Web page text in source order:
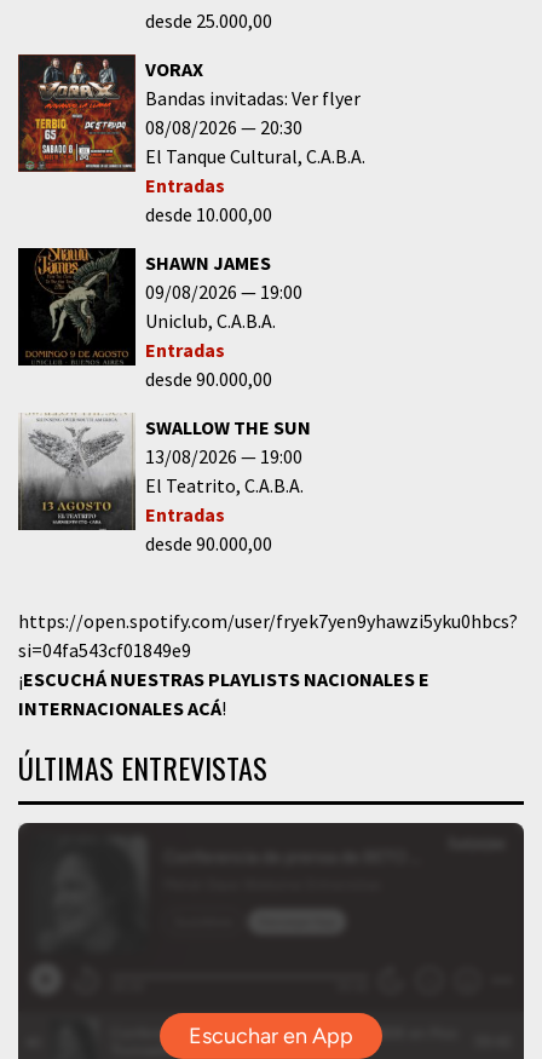
desde 25.000,00
VORAX
Bandas invitadas: Ver flyer
08/08/2026
20:30
El Tanque Cultural C.A.B.A.
Entradas
desde 10.000,00
SHAWN JAMES
09/08/2026
19:00
Uniclub C.A.B.A.
Entradas
desde 90.000,00
SWALLOW THE SUN
13/08/2026
19:00
El Teatrito C.A.B.A.
Entradas
desde 90.000,00
https://open.spotify.com/user/fryek7yen9yhawzi5yku0hbcs?
si=04fa543cf01849e9
¡ESCUCHÁ NUESTRAS PLAYLISTS NACIONALES E
INTERNACIONALESACÁ!
ÚLTIMAS ENTREVISTAS